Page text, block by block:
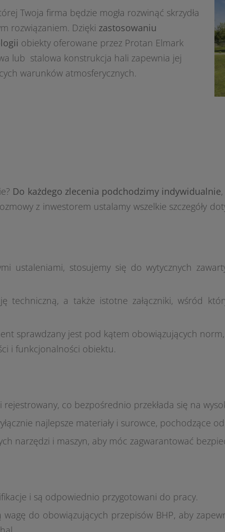
Twoja firma będzie mogła rozwinąć skrzydła
rozwiązaniem. Dzięki zastosowaniu
obiekty oferowane przez Protan Elmark
lub stalowa konstrukcja hali zapewnia jej
warunków atmosferycznych.
Do każdego zlecenia podchodzimy indywidualnie
z inwestorem ustalamy wszelkie szczegóły
ustaleniami, stosujemy się do wytycznych
techniczną, a także istotne załączniki, wśród
sprawdzany jest pod kątem obowiązujących
i funkcjonalności obiektu.
co bezpośrednio przekłada się na
najlepsze materiały i surowce, pochodzące
narzędzi i maszyn, aby móc zagwarantować
i są odpowiednio przygotowani do pracy.
wagę do obowiązujących przepisów BHP, aby